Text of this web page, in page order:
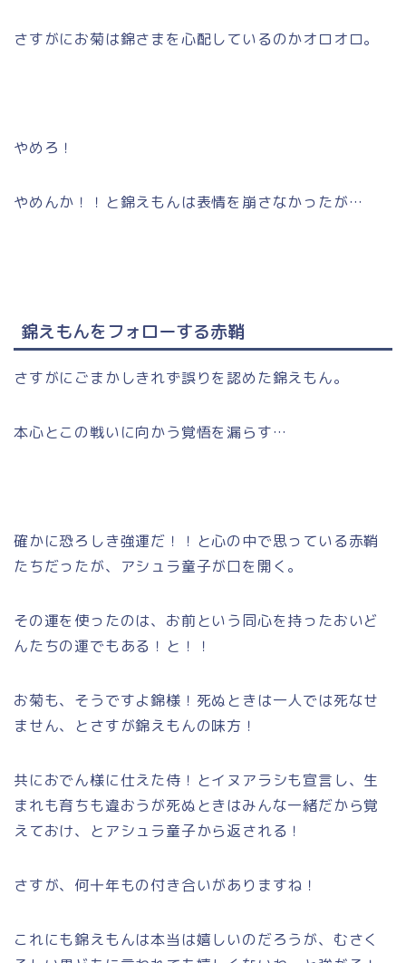
さすがにお菊は錦さまを心配しているのかオロオロ。
やめろ！
やめんか！！と錦えもんは表情を崩さなかったが…
錦えもんをフォローする赤鞘
さすがにごまかしきれず誤りを認めた錦えもん。
本心とこの戦いに向かう覚悟を漏らす…
確かに恐ろしき強運だ！！と心の中で思っている赤鞘
たちだったが、アシュラ童子が口を開く。
その運を使ったのは、お前という同心を持ったおいど
んたちの運でもある！と！！
お菊も、そうですよ錦様！死ぬときは一人では死なせ
ません、とさすが錦えもんの味方！
共におでん様に仕えた侍！とイヌアラシも宣言し、生
まれも育ちも違おうが死ぬときはみんな一緒だから覚
えておけ、とアシュラ童子から返される！
さすが、何十年もの付き合いがありますね！
これにも錦えもんは本当は嬉しいのだろうが、むさく